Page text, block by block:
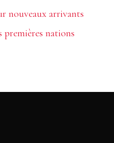
nouveaux arrivants
premières nations